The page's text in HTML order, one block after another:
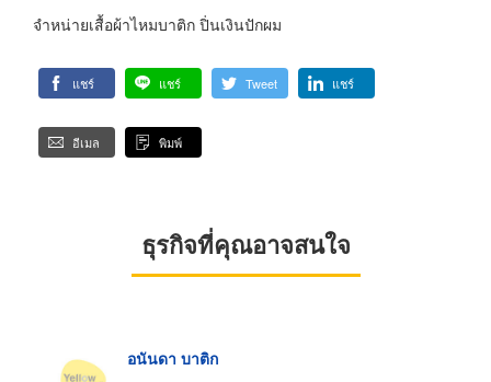
จำหน่ายเสื้อผ้าไหมบาติก ปิ่นเงินปักผม
แชร์ แชร์ Tweet แชร์
อีเมล พิมพ์
ธุรกิจที่คุณอาจสนใจ
อนันดา บาติก